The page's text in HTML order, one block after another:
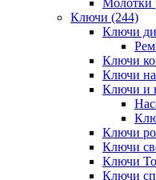
Ключи (244)
Ключи
Ключи
Ключи
Ключи и
Ключи
Ключи
Ключи
Ключи